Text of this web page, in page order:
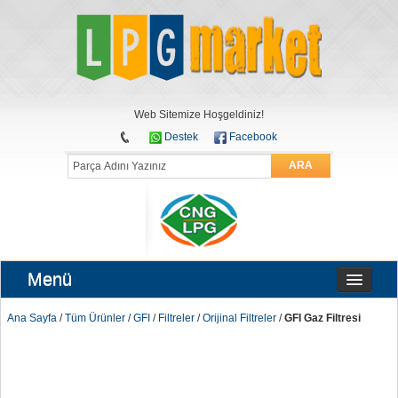
Web Sitemize Hoşgeldiniz!
Destek
Facebook
ARA
Menü
Ana Sayfa /Tüm Ürünler /GFI / Filtreler /Orijinal Filtreler /GFI Gaz Filtresi